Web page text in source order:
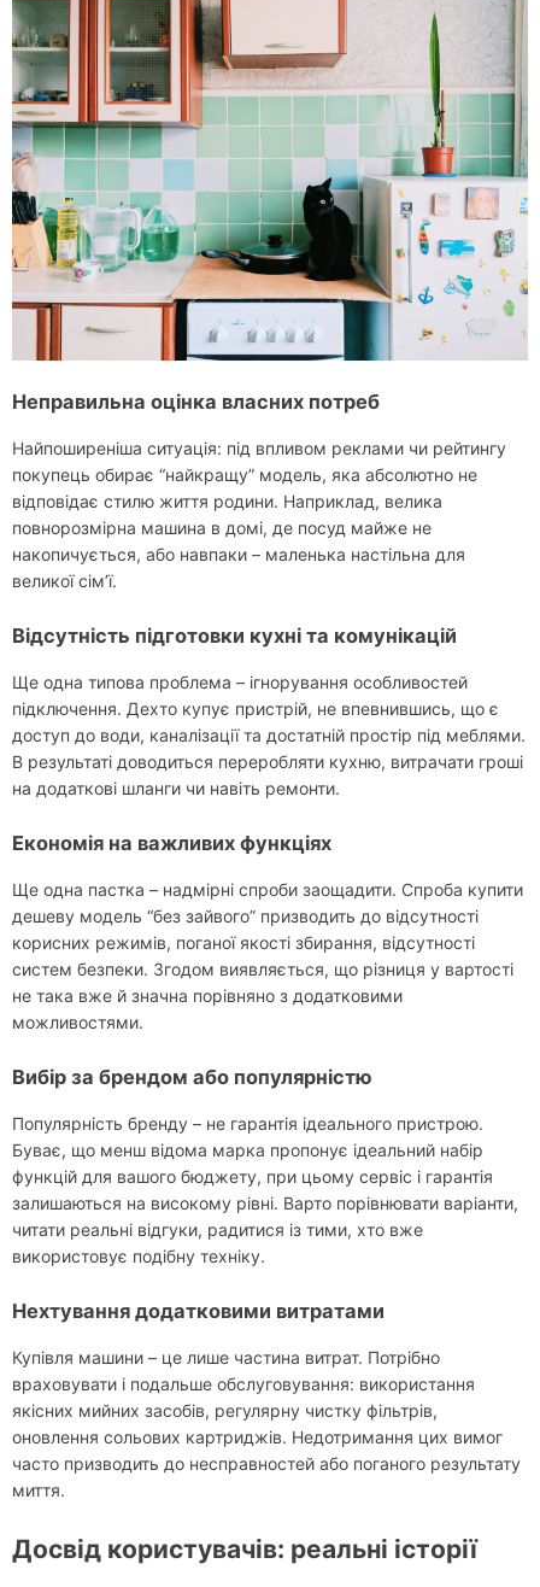
Неправильна оцінка власних потреб
Найпоширеніша ситуація: під впливом реклами чи рейтингу
покупець обирає “найкращу” модель, яка абсолютно не
відповідає стилю життя родини. Наприклад, велика
повнорозмірна машина в домі, де посуд майже не
накопичується, або навпаки – маленька настільна для
великої сім’ї.
Відсутність підготовки кухні та комунікацій
Ще одна типова проблема – ігнорування особливостей
підключення. Дехто купує пристрій, не впевнившись, що є
доступ до води, каналізації та достатній простір під меблями.
В результаті доводиться переробляти кухню, витрачати гроші
на додаткові шланги чи навіть ремонти.
Економія на важливих функціях
Ще одна пастка – надмірні спроби заощадити. Спроба купити
дешеву модель “без зайвого” призводить до відсутності
корисних режимів, поганої якості збирання, відсутності
систем безпеки. Згодом виявляється, що різниця у вартості
не така вже й значна порівняно з додатковими
можливостями.
Вибір за брендом або популярністю
Популярність бренду – не гарантія ідеального пристрою.
Буває, що менш відома марка пропонує ідеальний набір
функцій для вашого бюджету, при цьому сервіс і гарантія
залишаються на високому рівні. Варто порівнювати варіанти,
читати реальні відгуки, радитися із тими, хто вже
використовує подібну техніку.
Нехтування додатковими витратами
Купівля машини – це лише частина витрат. Потрібно
враховувати і подальше обслуговування: використання
якісних мийних засобів, регулярну чистку фільтрів,
оновлення сольових картриджів. Недотримання цих вимог
часто призводить до несправностей або поганого результату
миття.
Досвід користувачів: реальні історії